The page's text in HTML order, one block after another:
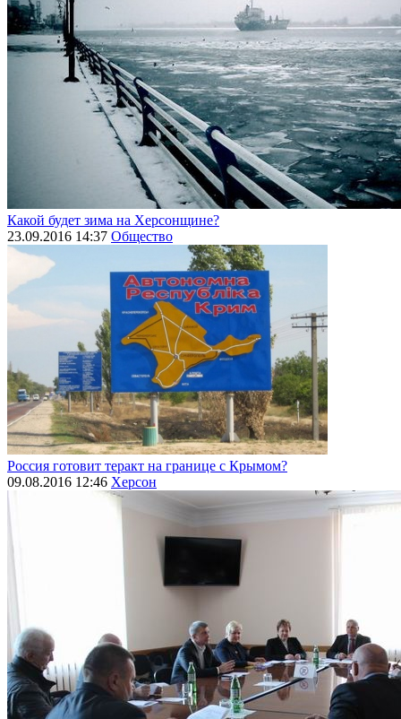
Какой будет зима на Херсонщине?
23.09.2016 14:37 Общество
Россия готовит теракт на границе с Крымом?
09.08.2016 12:46 Херсон